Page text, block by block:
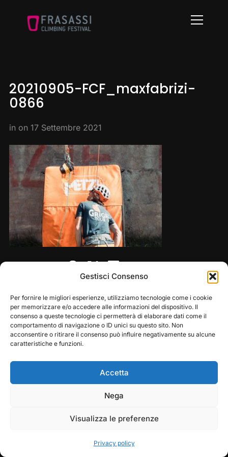
Gestisci Consenso
Per fornire le migliori esperienze, utilizziamo tecnologie come i cookie
per memorizzare e/o accedere alle informazioni del dispositivo. Il
consenso a queste tecnologie ci permetterà di elaborare dati come il
comportamento di navigazione o ID unici su questo sito. Non
acconsentire o ritirare il consenso può influire negativamente su alcune
caratteristiche e funzioni.
Accetta
Nega
Visualizza le preferenze
Privacy policy
Info
20210905-FCF_maxfabrizi-
0866
in on 17 Settembre 2021
Copyright © 2026 — Frasassi Climbing Festival. All
Designed byWPZOOM